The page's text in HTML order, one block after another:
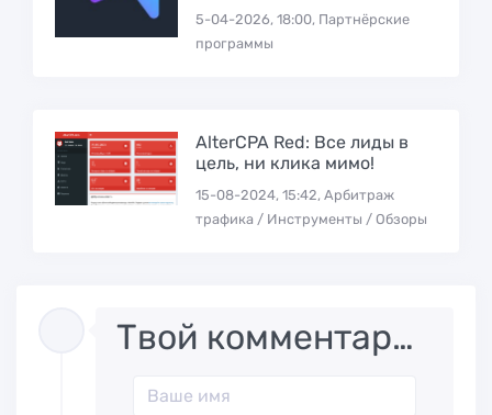
5-04-2026, 18:00, Партнёрские
программы
AlterCPA Red: Все лиды в
цель, ни клика мимо!
15-08-2024, 15:42, Арбитраж
трафика / Инструменты / Обзоры
Твой комментарий..